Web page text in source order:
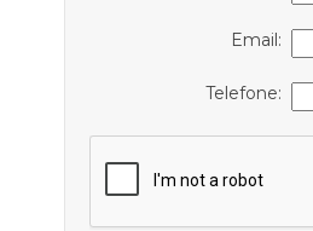
Email:
Telefone: